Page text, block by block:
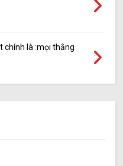
chính là :mọi thằng